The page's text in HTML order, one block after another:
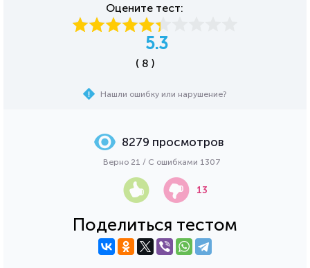
Оцените тест:
5.3
( 8 )
Нашли ошибку или нарушение?
Поделиться тестом
8279 просмотров
Верно 21 / С ошибками 1307
13